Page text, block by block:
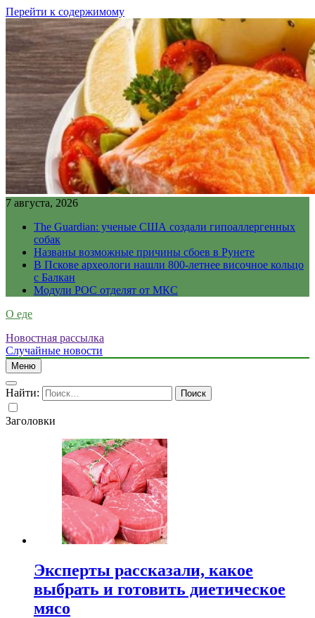
Перейти к содержимому
7 августа, 2026
The Guardian: ученые США создали гипоаллергенных
собак
Названы возможные причины сбоев в Рунете
В Пскове археологи нашли 800-летнее височное кольцо
с Балкан
Модули РОС отделят от МКС
О еде
Новостная рассылка
Случайные новости
Меню
Найти:
Заголовки
Эксперты рассказали, какое
выбрать и готовить диетическое
мясо